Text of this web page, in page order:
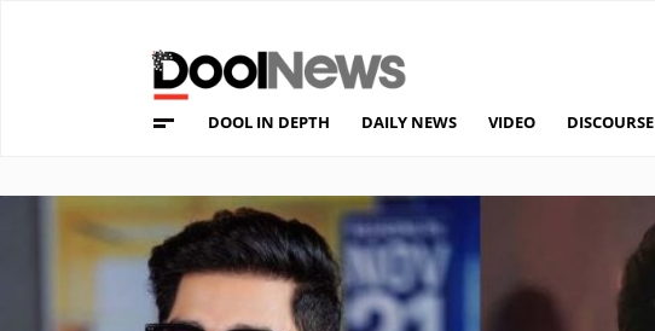
DOOL IN DEPTH DAILY NEWS VIDEO DISCOURSE